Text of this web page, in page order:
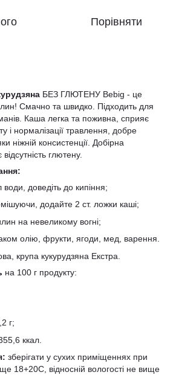
Порівняти
БЕЗ ГЛЮТЕНУ Bebig - це
Смачно та швидко. Підходить для
Каша легка та поживна, сприяє
і нормалізації травлення, добре
ніжній консистенції. Добірна
глютену.
води, доведіть до кипіння;
додайте 2 ст. ложки каші;
на невеликому вогні;
олію, фрукти, ягоди, мед, варення.
крупа кукурудзяна Екстра.
на 100 г продукту:
г;
ккал.
зберігати у сухих приміщеннях при
18+20С, відносній вологості не вище